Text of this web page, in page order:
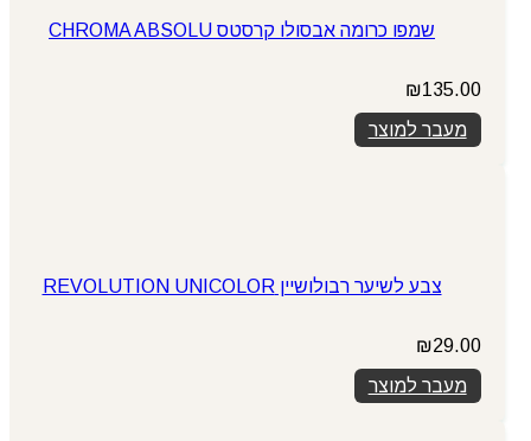
שמפו כרומה אבסולו קרסטס CHROMA ABSOLU
₪135.00
מעבר למוצר
צבע לשיער רבולושיין REVOLUTION UNICOLOR
₪29.00
מעבר למוצר